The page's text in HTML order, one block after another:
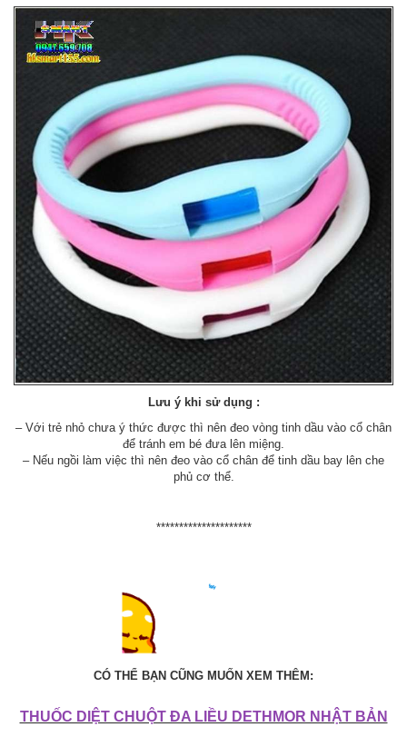
Lưu ý khi sử dụng :
– Với trẻ nhỏ chưa ý thức được thì nên đeo vòng tinh dầu vào cổ chân
để tránh em bé đưa lên miệng.
– Nếu ngồi làm việc thì nên đeo vào cổ chân để tinh dầu bay lên che
phủ cơ thể.
*********************
CÓ THỂ BẠN CŨNG MUỐN XEM THÊM:
THUỐC DIỆT CHUỘT ĐA LIỀU DETHMOR NHẬT BẢN